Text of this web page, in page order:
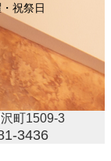
祝祭日
町1509-3
3436